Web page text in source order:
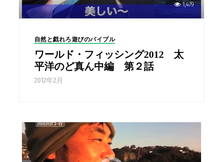
1,479
自然と戯れろ遊びのバイブル
ワールド・フィッシング2012 太
平洋のど真ん中編 第２話
2012年2月